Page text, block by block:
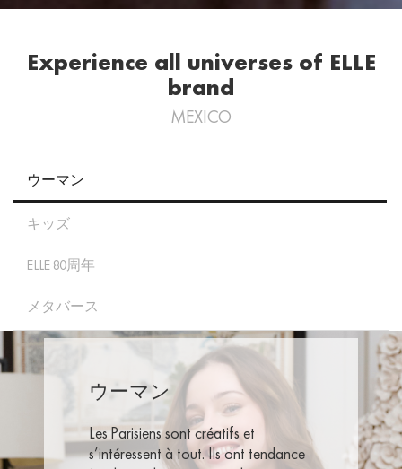
Experience all universes of ELLE
brand
MEXICO
ウーマン
キッズ
ELLE 80周年
メタバース
ウーマン
Les Parisiens sont créatifs et
s’intéressent à tout. Ils ont tendance